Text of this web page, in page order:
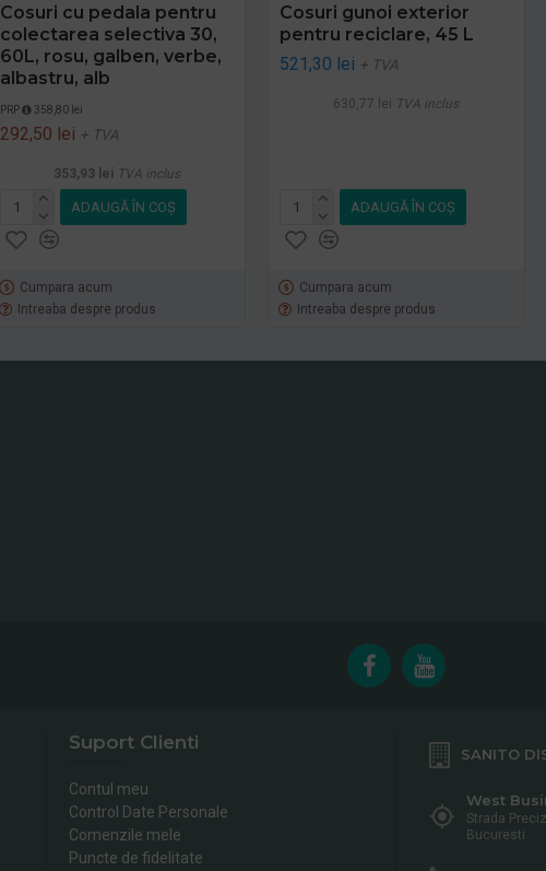
Cosuri cu pedala pentru
colectarea selectiva 30,
60L, rosu, galben, verbe,
albastru, alb
PRP 358,80 lei
292,50 lei + TVA
353,93 lei TVA inclus
ADAUGĂ ÎN COŞ
Cumpara acum
Intreaba despre produs
Cosuri gunoi exterior
pentru reciclare, 45 L
521,30 lei + TVA
630,77 lei TVA inclus
ADAUGĂ ÎN COŞ
Cumpara acum
Intreaba despre produs
Suport Clienti
Contul meu
Control Date Personale
Comenzile mele
Puncte de fidelitate
SANITO
West
Strada
Bucuresti